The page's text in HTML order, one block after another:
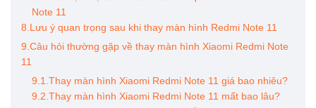
Note 11
8.Lưu ý quan trọng sau khi thay màn hình Redmi Note 11
9.Câu hỏi thường gặp về thay màn hình Xiaomi Redmi Note
11
9.1.Thay màn hình Xiaomi Redmi Note 11 giá bao nhiêu?
9.2.Thay màn hình Xiaomi Redmi Note 11 mất bao lâu?